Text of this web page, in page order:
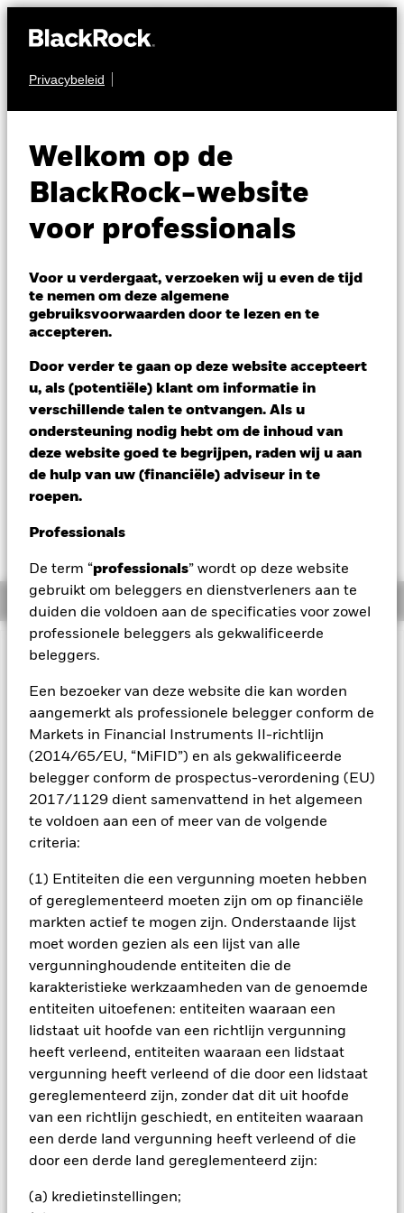
Privacybeleid
Welkom op de
BlackRock-website
voor professionals
Voor u verdergaat, verzoeken wij u even de tijd
te nemen om deze algemene
gebruiksvoorwaarden door te lezen en te
accepteren.
Door verder te gaan op deze website accepteert
u, als (potentiële) klant om informatie in
verschillende talen te ontvangen. Als u
ondersteuning nodig hebt om de inhoud van
deze website goed te begrijpen, raden wij u aan
de hulp van uw (financiële) adviseur in te
roepen.
Professionals
De term “professionals” wordt op deze website
gebruikt om beleggers en dienstverleners aan te
duiden die voldoen aan de specificaties voor zowel
professionele beleggers als gekwalificeerde
beleggers.
Een bezoeker van deze website die kan worden
aangemerkt als professionele belegger conform de
Markets in Financial Instruments II-richtlijn
(2014/65/EU, “MiFID”) en als gekwalificeerde
belegger conform de prospectus-verordening (EU)
2017/1129 dient samenvattend in het algemeen
te voldoen aan een of meer van de volgende
criteria:
(1) Entiteiten die een vergunning moeten hebben
of gereglementeerd moeten zijn om op financiële
markten actief te mogen zijn. Onderstaande lijst
moet worden gezien als een lijst van alle
vergunninghoudende entiteiten die de
karakteristieke werkzaamheden van de genoemde
entiteiten uitoefenen: entiteiten waaraan een
lidstaat uit hoofde van een richtlijn vergunning
heeft verleend, entiteiten waaraan een lidstaat
vergunning heeft verleend of die door een lidstaat
gereglementeerd zijn, zonder dat dit uit hoofde
van een richtlijn geschiedt, en entiteiten waaraan
een derde land vergunning heeft verleend of die
door een derde land gereglementeerd zijn:
(a) kredietinstellingen;
OBLIGATIES
Managed Global High
Yield Corporate Bond
Fund
NAV per 06/aug/2026
EUR 9,95
Variatie 52wk: 9,82 - 10,36
EUR -0,01 (-0,07%)
Overzicht
BELANGRIJKE GEGEVENS: Kapitaalrisico.
oorspronkelijke inleg.
Het Fonds streeft ernaar ondernemingen uit te sluiten die
zich bezighouden met bepaalde activiteiten die niet in
overeenstemming zijn met ESG-criteria. Beleggers dienen
daarom voorafgaand aan een belegging in het Fonds een
persoonlijke ethische afweging te maken over de ESG-
screening van het Fonds. Een dergelijke ESG-screening kan
een negatief effect hebben op de waarde van de beleggingen
dergelijke screening. Veranderingen in rentetarieven,
kredietrisico's en/of de wanbetalingsquote van emittenten
hebben een aanzienlijk invloed op de prestaties van
vastrentende effecten. Vastrentende effecten met een rating
lager dan beleggingskwaliteit kunnen gevoeliger zijn voor
veranderingen in deze risico's dan vastrentende effecten met
een hogere rating. Potentiële of werkelijke verlagingen van de
kredietrating kunnen het risiconiveau verhogen. Derivaten
zijn zeer gevoelig voor veranderingen in de waarde van de
activa waarop ze gebaseerd zijn en kunnen leiden tot grotere
de waarde van het Fonds. De invloed op het Fonds kan groter
zijn wanneer op een uitvoerige of complexe manier wordt
gebruikgemaakt van derivaten. Voor asset backed securities
(ABS) en mortgage backed securities (MBS) gelden dezelfde
risico's als voor vastrentende effecten. Dergelijke
beleggingsinstrumenten zijn onderhevig aan een
liquiditeitsrisico, maken vaak gebruik van leningen en geven
misschien niet de totale waarde van de onderliggende activa